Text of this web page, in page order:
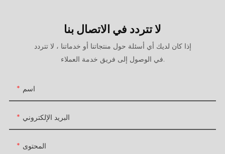
لا تتردد في الاتصال بنا
إذا كان لديك أي أسئلة حول منتجاتنا أو خدماتنا ، لا تتردد
في الوصول إلى فريق خدمة العملاء.
اسم
البريد الإلكتروني
المحتوى